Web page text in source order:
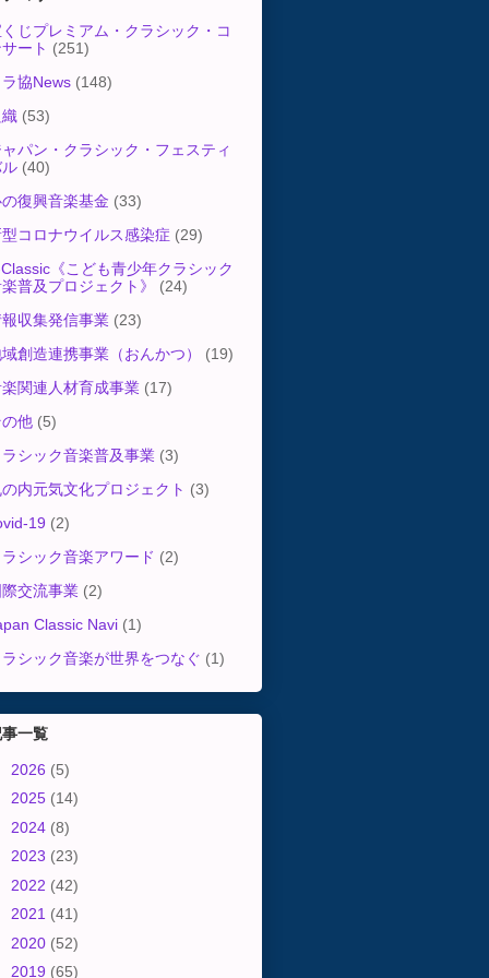
じプレミアム・クラシック・コ
ート (251)
協News (148)
(53)
パン・クラシック・フェスティ
(40)
復興音楽基金 (33)
コロナウイルス感染症 (29)
《こども青少年クラシック
普及プロジェクト》
(24)
収集発信事業 (23)
創造連携事業（おんかつ）
(19)
関連人材育成事業 (17)
他 (5)
シック音楽普及事業 (3)
内元気文化プロジェクト (3)
19 (2)
シック音楽アワード (2)
交流事業 (2)
Classic Navi (1)
シック音楽が世界をつなぐ (1)
一覧
2026 (5)
2025 (14)
2024 (8)
2023 (23)
2022 (42)
2021 (41)
2020 (52)
2019 (65)